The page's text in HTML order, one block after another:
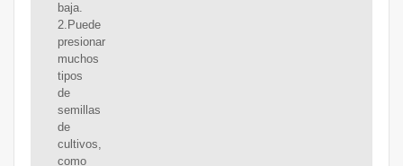
baja.
2.Puede
presionar
muchos
tipos
de
semillas
de
cultivos,
como